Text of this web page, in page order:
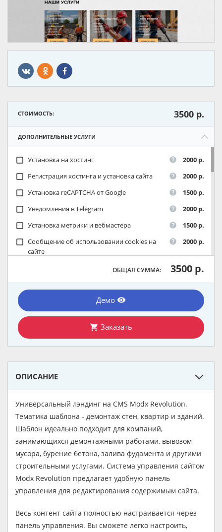
СТОИМОСТЬ: 3500 р.
ДОПОЛНИТЕЛЬНЫЕ УСЛУГИ
check_box_outline_blank Установка на хостинг help
2000 р.
check_box_outline_blank Регистрация хостинга и установка сайта help
2000 р.
check_box_outline_blank Установка reCAPTCHA от Google help
1500 р.
check_box_outline_blank Уведомления в Telegram help
2000 р.
check_box_outline_blank Установка метрики и вебмастера help
1500 р.
check_box_outline_blank Сообщение об использовании cookies на
сайте
help 2000 р.
ОБЩАЯ СУММА: 3500 р.
Демо remove_red_eye
shopping_cart Заказать
ОПИСАНИЕ
Универсальный лэндинг на CMS Modx Revolution.
Тематика шаблона - демонтаж стен, квартир и зданий.
Шаблон идеально подходит для компаний,
занимающихся демонтажными работами, вывозом
мусора, бурение бетона, залива фудамента и другими
строительными услугами. Система управления сайтом
Modx Revolution предлагает удобную панель
управления для редактирования содержимым сайта.
Весь контент сайта полностью настраивается через
панель управления. Вы сможете легко настроить,